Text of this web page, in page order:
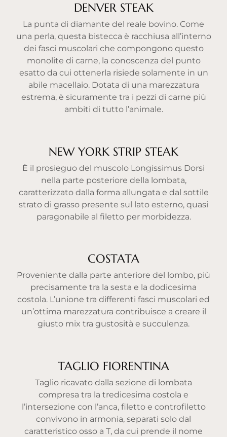
DENVER STEAK
La punta di diamante del reale bovino. Come
una perla, questa bistecca è racchiusa all’interno
dei fasci muscolari che compongono questo
monolite di carne, la conoscenza del punto
esatto da cui ottenerla risiede solamente in un
abile macellaio. Dotata di una marezzatura
estrema, è sicuramente tra i pezzi di carne più
ambiti di tutto l’animale.
NEW YORK STRIP STEAK
È il prosieguo del muscolo Longissimus Dorsi
nella parte posteriore della lombata,
caratterizzato dalla forma allungata e dal sottile
strato di grasso presente sul lato esterno, quasi
paragonabile al filetto per morbidezza.
COSTATA
Proveniente dalla parte anteriore del lombo, più
precisamente tra la sesta e la dodicesima
costola. L’unione tra differenti fasci muscolari ed
un’ottima marezzatura contribuisce a creare il
giusto mix tra gustosità e succulenza.
TAGLIO FIORENTINA
Taglio ricavato dalla sezione di lombata
compresa tra la tredicesima costola e
l’intersezione con l’anca, filetto e controfiletto
convivono in armonia, separati solo dal
caratteristico osso a T, da cui prende il nome